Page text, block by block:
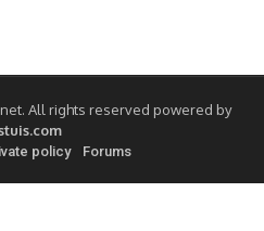
All rights reserved powered by
policy Forums